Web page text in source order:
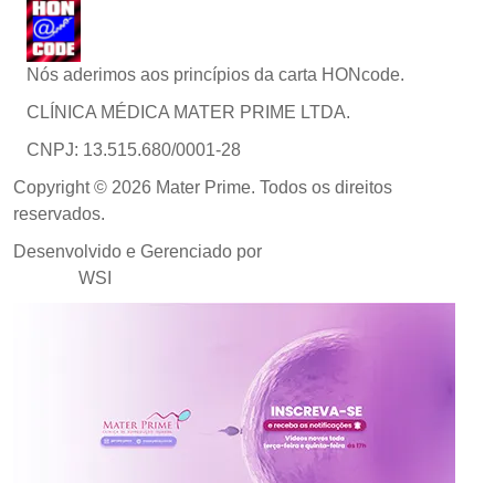
Nós aderimos aos princípios da carta HONcode.
CLÍNICA MÉDICA MATER PRIME LTDA.
CNPJ: 13.515.680/0001-28
Copyright © 2026 Mater Prime. Todos os direitos
reservados.
Desenvolvido e Gerenciado por
WSI